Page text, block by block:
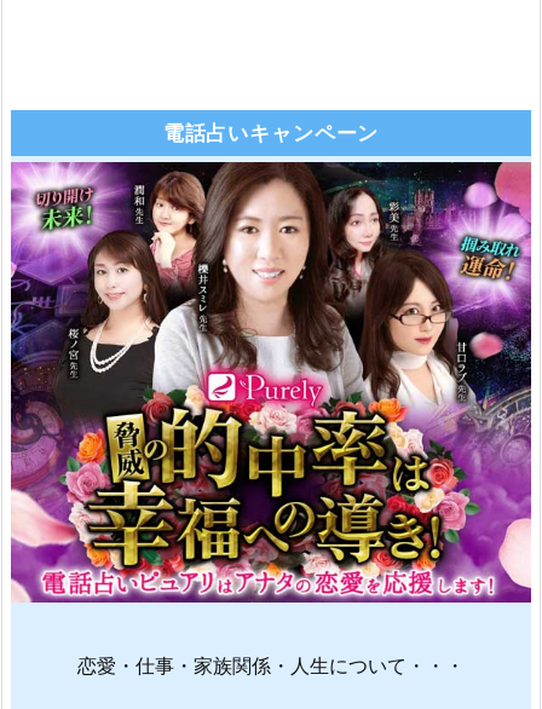
電話占いキャンペーン
恋愛・仕事・家族関係・人生について・・・